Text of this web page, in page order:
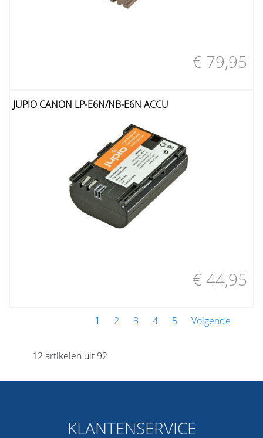
€ 79,95
JUPIO CANON LP-E6N/NB-E6N ACCU
€ 44,95
1 2 3 4 5 Volgende
12 artikelen uit 92
KLANTENSERVICE